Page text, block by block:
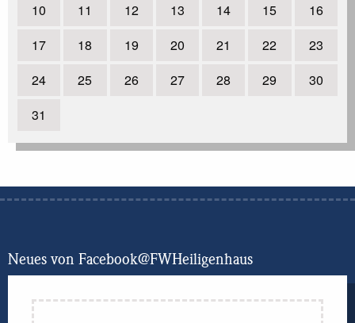
29.09.2019
| Jugendfeuerwehr rückt zur Überörtlichen
Unterstützung aus. Zum Glück war es nur eine Übung.
Jugendfeuerwehr
1
next
10
11 12 13 14 15
16
17
18 19 20 21 22
23
24
25 26 27 28 29
30
31
Neues von Facebook@FWHeiligenhaus